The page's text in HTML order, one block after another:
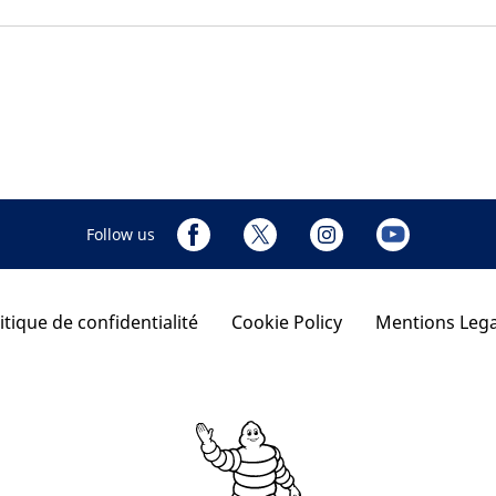
Follow us
de confidentialité Cookie Policy Mentions